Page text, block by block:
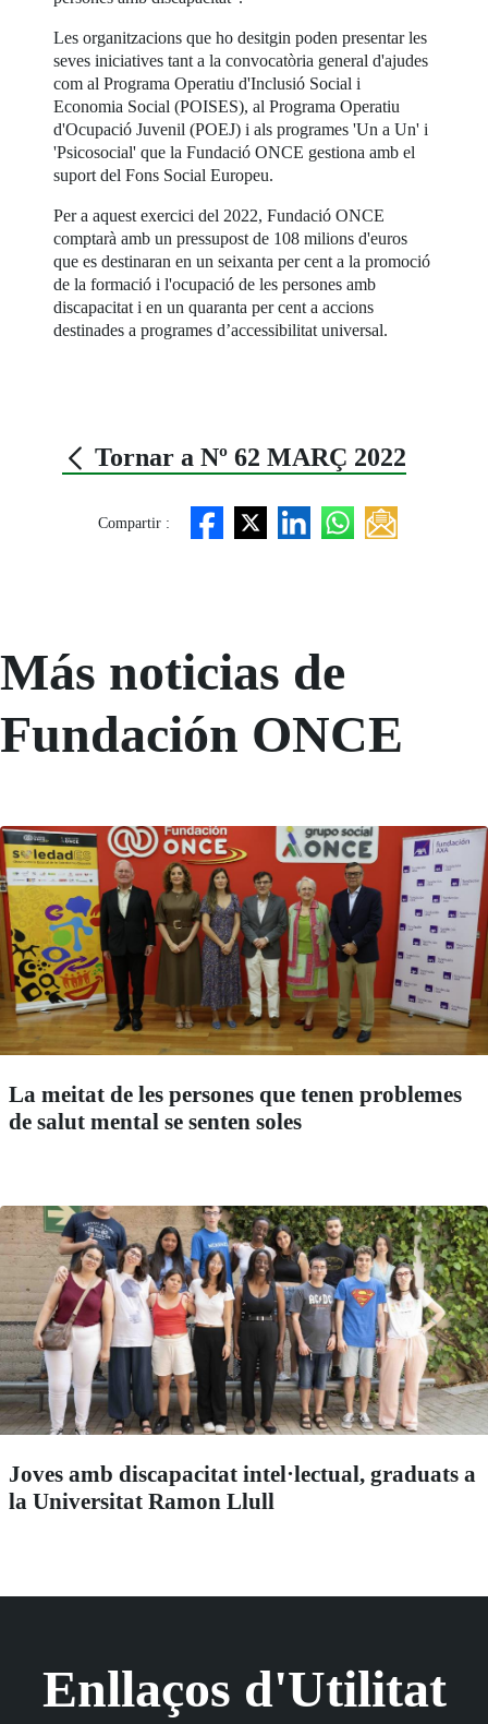
Les organitzacions que ho desitgin poden presentar les
seves iniciatives tant a la convocatòria general d'ajudes
com al Programa Operatiu d'Inclusió Social i
Economia Social (POISES), al Programa Operatiu
d'Ocupació Juvenil (POEJ) i als programes 'Un a Un' i
'Psicosocial' que la Fundació ONCE gestiona amb el
suport del Fons Social Europeu.
Per a aquest exercici del 2022, Fundació ONCE
comptarà amb un pressupost de 108 milions d'euros
que es destinaran en un seixanta per cent a la promoció
de la formació i l'ocupació de les persones amb
discapacitat i en un quaranta per cent a accions
destinades a programes d’accessibilitat universal.
Tornar a Nº 62 MARÇ 2022
Compartir :
Más noticias de
Fundación ONCE
La meitat de les persones que tenen problemes
de salut mental se senten soles
Joves amb discapacitat intel·lectual, graduats a
la Universitat Ramon Llull
Enllaços d'Utilitat